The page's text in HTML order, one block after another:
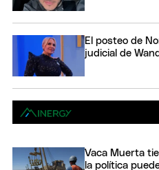
El posteo de
judicial de
Vaca Muerta
la política